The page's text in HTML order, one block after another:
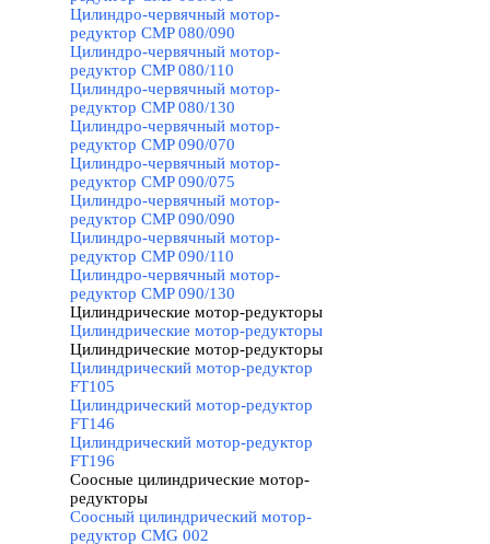
Цилиндро-червячный мотор-
редуктор CMP 080/090
Цилиндро-червячный мотор-
редуктор CMP 080/110
Цилиндро-червячный мотор-
редуктор CMP 080/130
Цилиндро-червячный мотор-
редуктор CMP 090/070
Цилиндро-червячный мотор-
редуктор CMP 090/075
Цилиндро-червячный мотор-
редуктор CMP 090/090
Цилиндро-червячный мотор-
редуктор CMP 090/110
Цилиндро-червячный мотор-
редуктор CMP 090/130
Цилиндрические мотор-редукторы
Цилиндрические мотор-редукторы
Цилиндрические мотор-редукторы
Цилиндрический мотор-редуктор
FT105
Цилиндрический мотор-редуктор
FT146
Цилиндрический мотор-редуктор
FT196
Соосные цилиндрические мотор-
редукторы
Соосный цилиндрический мотор-
редуктор CMG 002